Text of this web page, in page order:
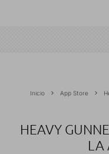
Inicio App Store
HEAVY
LA